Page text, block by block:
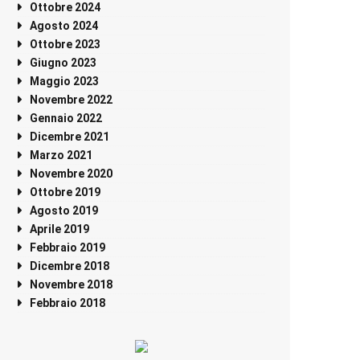
Ottobre 2024
Agosto 2024
Ottobre 2023
Giugno 2023
Maggio 2023
Novembre 2022
Gennaio 2022
Dicembre 2021
Marzo 2021
Novembre 2020
Ottobre 2019
Agosto 2019
Aprile 2019
Febbraio 2019
Dicembre 2018
Novembre 2018
Febbraio 2018